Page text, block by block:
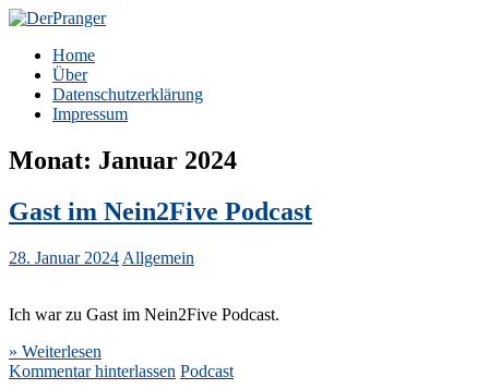
Zum
springen
DerPranger
Finanzen, Freiheit, Prangerei
Home
Über
Datenschutzerklärung
Impressum
Monat: Januar 2024
Gast im Nein2Five Podcast
28. Januar 2024 Allgemein
Ich war zu Gast im Nein2Five Podcast.
» Weiterlesen
Kommentar hinterlassen Podcast